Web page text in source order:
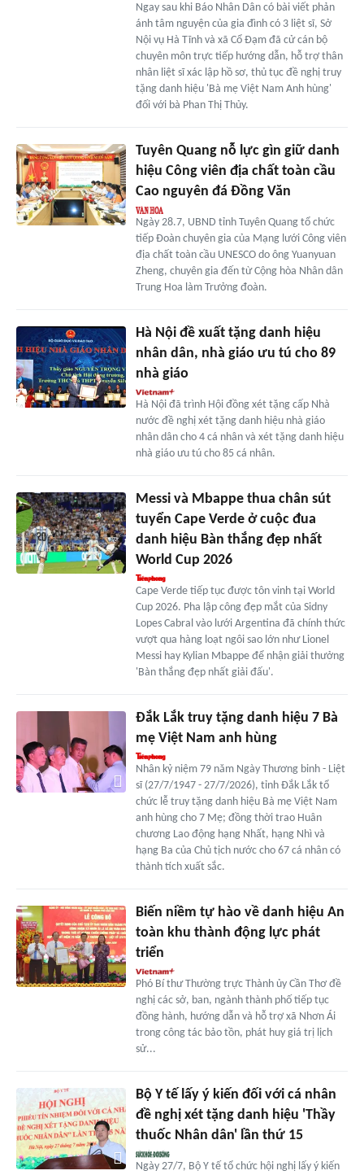
Ngay sau khi Báo Nhân Dân có bài viết phản
ánh tâm nguyện của gia đình có 3 liệt sĩ, Sở
Nội vụ Hà Tĩnh và xã Cổ Đạm đã cử cán bộ
chuyên môn trực tiếp hướng dẫn, hỗ trợ thân
nhân liệt sĩ xác lập hồ sơ, thủ tục đề nghị truy
tặng danh hiệu 'Bà mẹ Việt Nam Anh hùng'
đối với bà Phan Thị Thủy.
Tuyên Quang nỗ lực gìn giữ danh
hiệu Công viên địa chất toàn cầu
Cao nguyên đá Đồng Văn
Ngày 28.7, UBND tỉnh Tuyên Quang tổ chức
tiếp Đoàn chuyên gia của Mạng lưới Công viên
địa chất toàn cầu UNESCO do ông Yuanyuan
Zheng, chuyên gia đến từ Cộng hòa Nhân dân
Trung Hoa làm Trưởng đoàn.
Hà Nội đề xuất tặng danh hiệu
nhân dân, nhà giáo ưu tú cho 89
nhà giáo
Hà Nội đã trình Hội đồng xét tặng cấp Nhà
nước đề nghị xét tặng danh hiệu nhà giáo
nhân dân cho 4 cá nhân và xét tặng danh hiệu
nhà giáo ưu tú cho 85 cá nhân.
Messi và Mbappe thua chân sút
tuyển Cape Verde ở cuộc đua
danh hiệu Bàn thắng đẹp nhất
World Cup 2026
Cape Verde tiếp tục được tôn vinh tại World
Cup 2026. Pha lập công đẹp mắt của Sidny
Lopes Cabral vào lưới Argentina đã chính thức
vượt qua hàng loạt ngôi sao lớn như Lionel
Messi hay Kylian Mbappe để nhận giải thưởng
'Bàn thắng đẹp nhất giải đấu'.
Đắk Lắk truy tặng danh hiệu 7 Bà
mẹ Việt Nam anh hùng
Nhân kỷ niệm 79 năm Ngày Thương binh - Liệt
sĩ (27/7/1947 - 27/7/2026), tỉnh Đắk Lắk tổ
chức lễ truy tặng danh hiệu Bà mẹ Việt Nam
anh hùng cho 7 Mẹ; đồng thời trao Huân
chương Lao động hạng Nhất, hạng Nhì và
hạng Ba của Chủ tịch nước cho 67 cá nhân có
thành tích xuất sắc.
Biến niềm tự hào về danh hiệu An
toàn khu thành động lực phát
triển
Phó Bí thư Thường trực Thành ủy Cần Thơ đề
nghị các sở, ban, ngành thành phố tiếp tục
đồng hành, hướng dẫn và hỗ trợ xã Nhơn Ái
trong công tác bảo tồn, phát huy giá trị lịch
sử...
Bộ Y tế lấy ý kiến đối với cá nhân
đề nghị xét tặng danh hiệu 'Thầy
thuốc Nhân dân' lần thứ 15
Ngày 27/7, Bộ Y tế tổ chức hội nghị lấy ý kiến